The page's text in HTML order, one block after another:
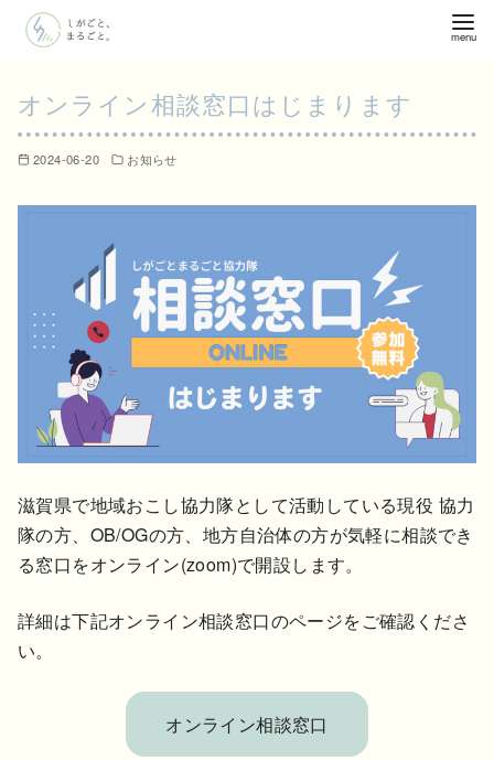
オンライン相談窓口はじまります
2024-06-20 お知らせ
滋賀県で地域おこし協力隊として活動している現役 協力
隊の方、OB/OGの方、地方自治体の方が気軽に相談でき
る窓口をオンライン(zoom)で開設します。
詳細は下記オンライン相談窓口のページをご確認くださ
い。
オンライン相談窓口